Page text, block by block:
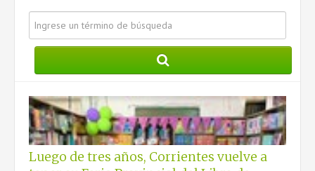
AREAS
GOBIERNO
ORGANISMOS
CARACTERIZACIÓN DE MUNICIPIOS
Luego de tres años, Corrientes vuelve a